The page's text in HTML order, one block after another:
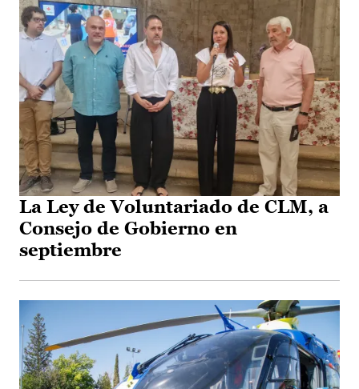
La Ley de Voluntariado de CLM, a
Consejo de Gobierno en
septiembre